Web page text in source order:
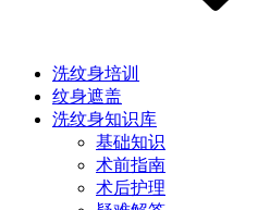
洗纹身培训
纹身遮盖
洗纹身知识库
基础知识
术前指南
术后护理